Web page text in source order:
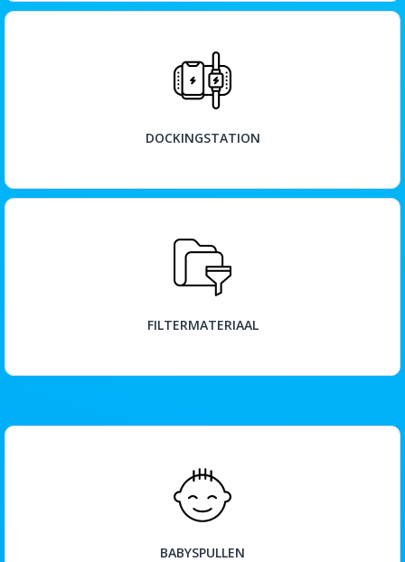
DOCKINGSTATION
BEKIJK
FILTERMATERIAAL
BEKIJK
BABYSPULLEN
BEKIJK